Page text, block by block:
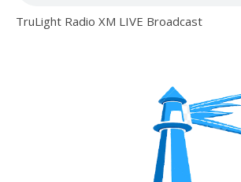
TruLight Radio XM LIVE Broadcast